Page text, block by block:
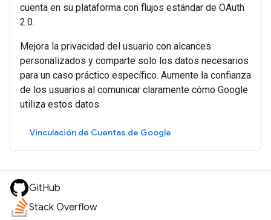
cuenta en su plataforma con flujos estándar de OAuth
2.0.
Mejora la privacidad del usuario con alcances
personalizados y comparte solo los datos necesarios
para un caso práctico específico. Aumente la confianza
de los usuarios al comunicar claramente cómo Google
utiliza estos datos.
Vinculación de Cuentas de Google
GitHub
Stack Overflow